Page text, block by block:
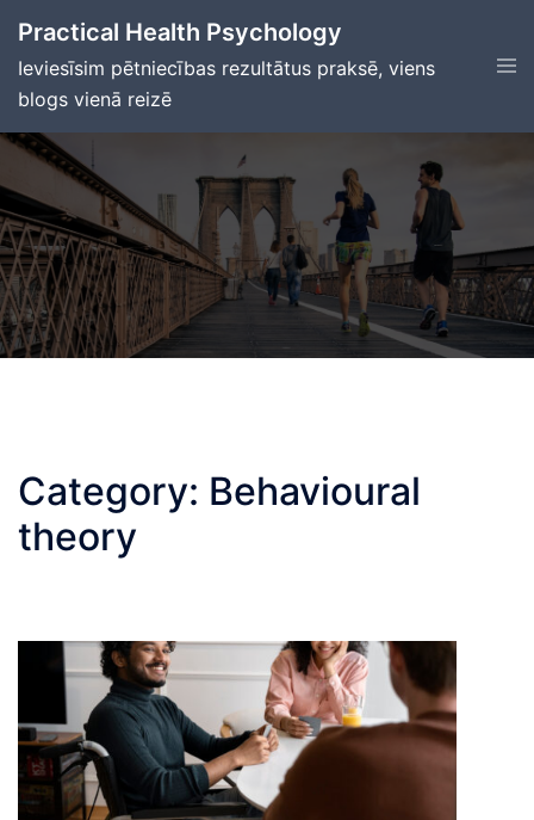
content
Practical Health Psychology
Ieviesīsim pētniecības rezultātus praksē, viens
blogs vienā reizē
Category: Behavioural
theory